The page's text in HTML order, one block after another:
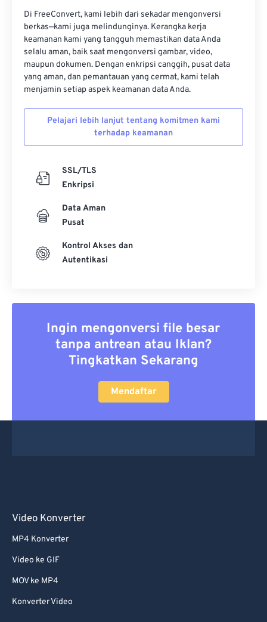
Di FreeConvert, kami lebih dari sekadar mengonversi
berkas—kami juga melindunginya. Kerangka kerja
keamanan kami yang tangguh memastikan data Anda
selalu aman, baik saat mengonversi gambar, video,
maupun dokumen. Dengan enkripsi canggih, pusat data
yang aman, dan pemantauan yang cermat, kami telah
menjamin setiap aspek keamanan data Anda.
Pelajari lebih lanjut tentang komitmen kami
terhadap keamanan
SSL/TLS
Enkripsi
Data Aman
Pusat
Kontrol Akses dan
Autentikasi
Ingin mengonversi file besar
tanpa antrean atau Iklan?
Tingkatkan Sekarang
Mendaftar
Video Konverter
MP4 Konverter
Video ke GIF
MOV ke MP4
Konverter Video